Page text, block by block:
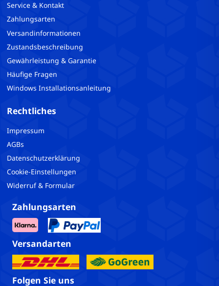
Service & Kontakt
Zahlungsarten
Versandinformationen
Zustandsbeschreibung
Gewährleistung & Garantie
Häufige Fragen
Windows Installationsanleitung
Rechtliches
Impressum
AGBs
Datenschutzerklärung
Cookie-Einstellungen
Widerruf & Formular
Zahlungsarten
Versandarten
Folgen Sie uns